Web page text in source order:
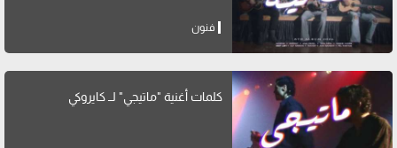
فنون
كلمات أغنية "ماتيجي" لــ كايروكي